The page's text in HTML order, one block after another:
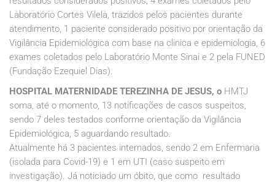
Laboratório Cortes Vilela, trazidos pelos pacientes durante
atendimento, 1 paciente considerado positivo por orientação da
Vigilância Epidemiológica com base na clinica e epidemiologia, 6
exames coletados pelo Laboratório Monte Sinai e 2 pela FUNED
(Fundação Ezequiel Dias).
HOSPITAL MATERNIDADE TEREZINHA DE JESUS, o HMTJ
soma, até o momento, 13 notificações de casos suspeitos,
sendo 7 deles testados conforme orientação da Vigilância
Epidemiológica, 5 aguardando resultado.
Atualmente há 3 pacientes internados, sendo 2 em Enfermaria
(isolada para Covid-19) e 1 em UTI (caso suspeito em
investigação). Já noticiado um óbito, que como resultado